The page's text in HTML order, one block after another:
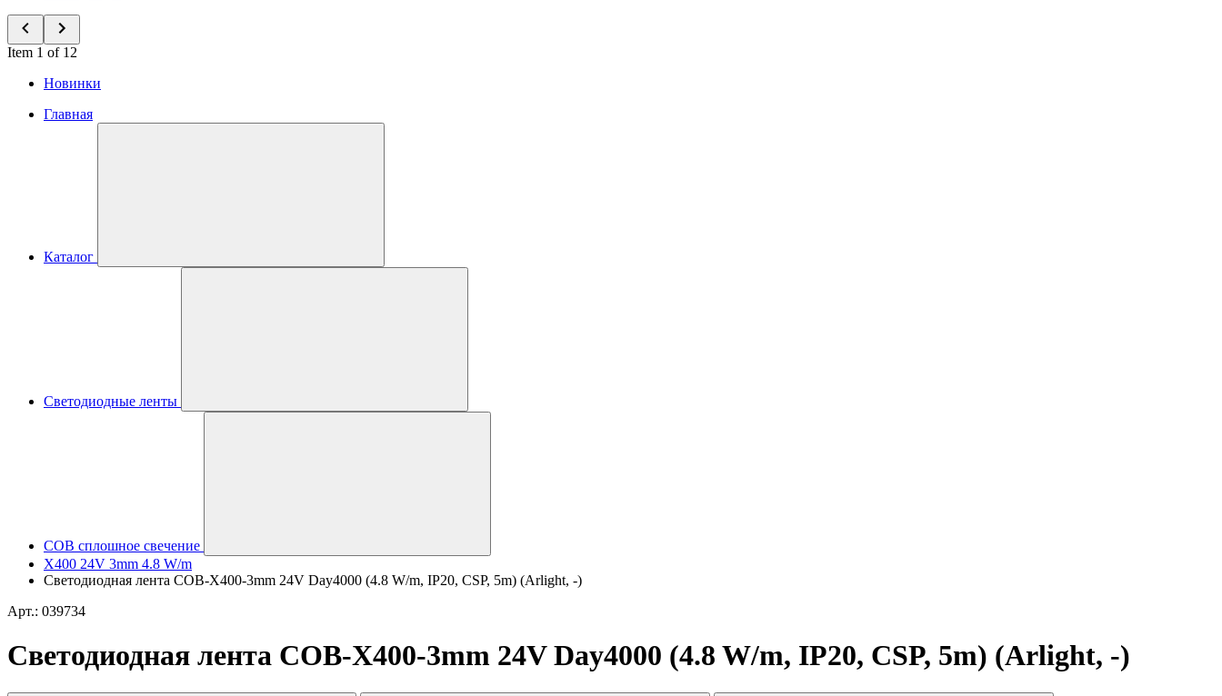
Item 1 of 12
Новинки
Главная
Каталог
Светодиодные ленты
COB сплошное свечение
X400 24V 3mm 4.8 W/m
Светодиодная лента COB-X400-3mm 24V Day4000 (4.8 W/m, IP20, CSP, 5m) (Arlight, -)
Арт.: 039734
Светодиодная лента COB-X400-3mm 24V Day4000 (4.8 W/m, IP20, CSP, 5m) (Arlight, -)